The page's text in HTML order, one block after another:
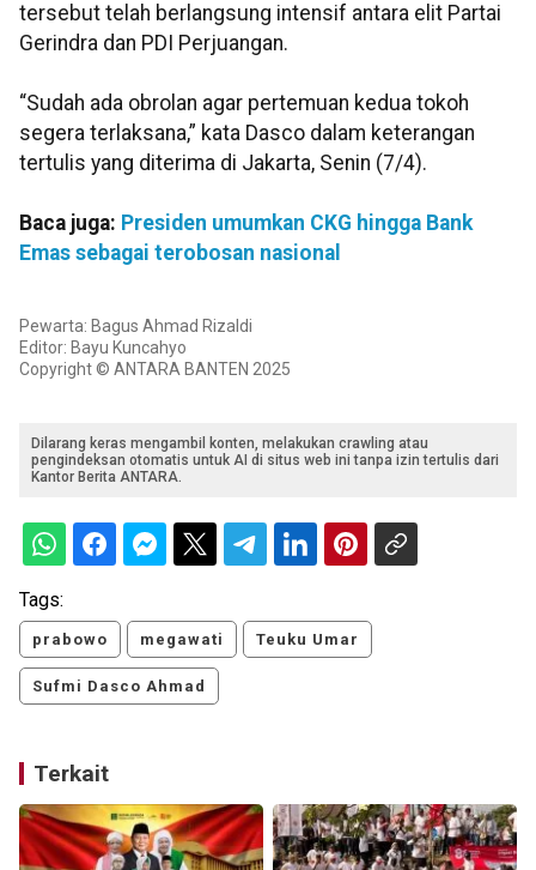
tersebut telah berlangsung intensif antara elit Partai
Gerindra dan PDI Perjuangan.
“Sudah ada obrolan agar pertemuan kedua tokoh
segera terlaksana,” kata Dasco dalam keterangan
tertulis yang diterima di Jakarta, Senin (7/4).
Baca juga: Presiden umumkan CKG hingga Bank
Emas sebagai terobosan nasional
Pewarta: Bagus Ahmad Rizaldi
Editor: Bayu Kuncahyo
Copyright © ANTARA BANTEN 2025
Dilarang keras mengambil konten, melakukan crawling atau
pengindeksan otomatis untuk AI di situs web ini tanpa izin tertulis dari
Kantor Berita ANTARA.
Tags:
prabowo megawati Teuku Umar
Sufmi Dasco Ahmad
Terkait